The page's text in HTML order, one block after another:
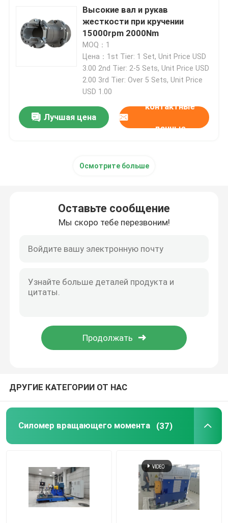
Суд теста двигателя
датчик давления высокой точности
Стенд для испытания коробок передач
Портативный модуль сбора информации
Кондиционер поддержки
Машина хладоагента подготовляя
Силомер вихревого тока
Высокие вал и рукав
жесткости при кручении
15000rpm 2000Nm
MOQ：1
Цена：1st Tier: 1 Set, Unit Price USD
3.00 2nd Tier: 2-5 Sets, Unit Price USD
2.00 3rd Tier: Over 5 Sets, Unit Price
USD 1.00
Лучшая цена
контактные
данные
Осмотрите больше
Оставьте сообщение
Мы скоро тебе перезвоним!
ДРУГИЕ КАТЕГОРИИ ОТ НАС
Силомер вращающего момента (37)